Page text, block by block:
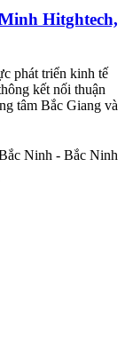
Hitghtech,
phát triển kinh tế
kết nối thuận
tâm Bắc Giang và
Ninh - Bắc Ninh